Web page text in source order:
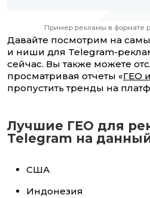
Пример рекламы в формате
Давайте посмотрим на
и ниши для Telegram-
сейчас. Вы также можете
просматривая отчеты «ГЕО
пропустить тренды на
Лучшие ГЕО для
Telegram на
США
Индонезия